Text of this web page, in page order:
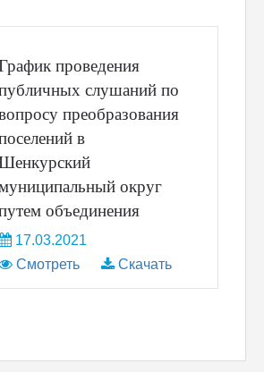
проведения
слушаний по
преобразования
в
округ
объединения
17.03.2021
Смотреть
Скачать